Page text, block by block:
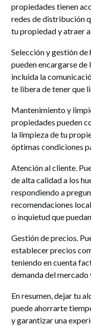
propiedades tienen
redes de distribución
tu propiedad y atraer
Selección y gestión de
pueden encargarse de
incluida la
te libera de tener que
Mantenimiento y
propiedades pueden
la limpieza de tu
óptimas condiciones
Atención al cliente.
de alta calidad a los
respondiendo a
recomendaciones
o inquietud que
Gestión de precios.
establecer precios
teniendo en cuenta
demanda del
En resumen, dejar tu
puede ahorrarte
y garantizar una